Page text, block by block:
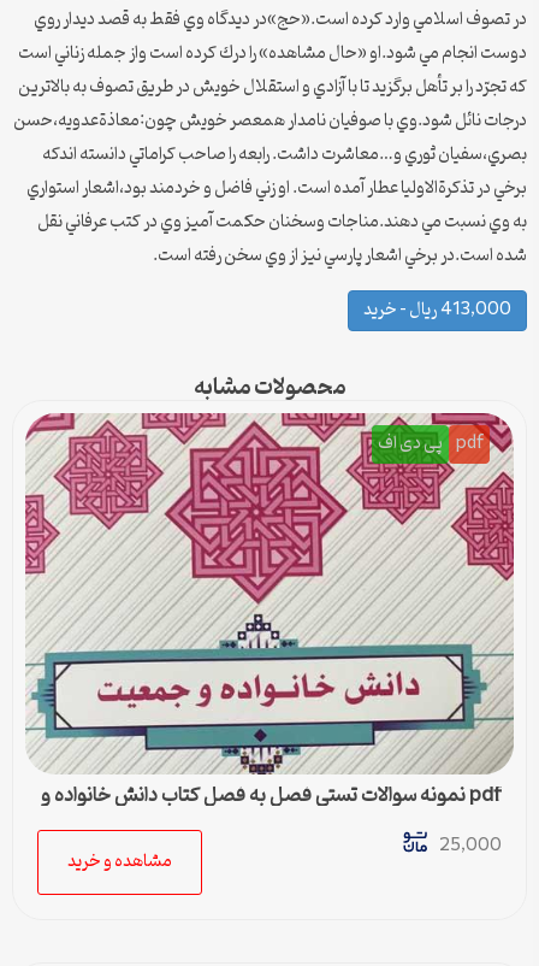
در تصوف اسلامي وارد كرده است.«حج»در ديدگاه وي فقط به قصد ديدار روي
دوست انجام مي شود.او «حال مشاهده» را درك كرده است واز جمله زناني است
كه تجرّد را بر تأهل برگزيد تا با آزادي و استقلال خويش در طريق تصوف به بالاترين
درجات نائل شود.وي با صوفيان نامدار همعصر خويش چون:معاذةعدويه،حسن
بصري،سفيان ثوري و…معاشرت داشت. رابعه را صاحب كراماتي دانسته اندكه
برخي در تذكرةالاوليا عطار آمده است. او زني فاضل و خردمند بود،اشعار استواري
به وي نسبت مي دهند.مناجات وسخنان حكمت آميز وي در كتب عرفاني نقل
شده است.در برخي اشعار پارسي نيز از وي سخن رفته است.
413,000 ریال – خرید
محصولات مشابه
pdf پی دی اف
pdf نمونه سوالات تستی فصل به فصل کتاب دانش خانواده و
25,000
مشاهده و خرید